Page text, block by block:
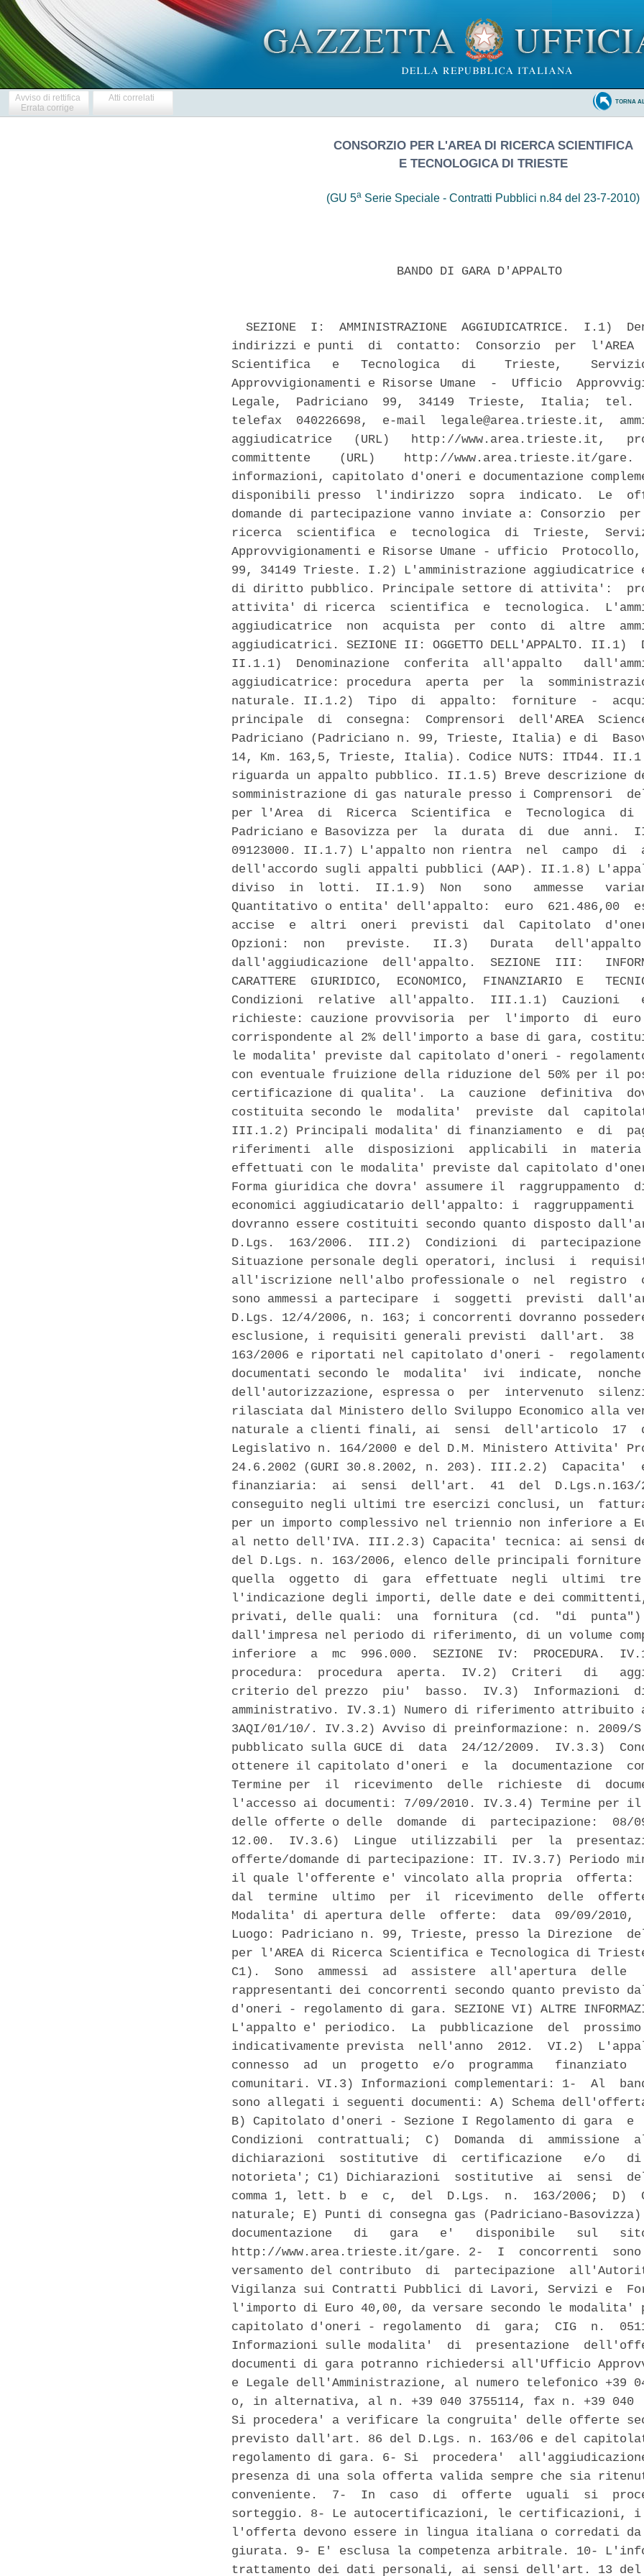
Avviso di rettifica
Errata corrige
Atti correlati TORNA
CONSORZIO PER L'AREA DI RICERCA SCIENTIFICA
E TECNOLOGICA DI TRIESTE
(GU 5a Serie Speciale - Contratti Pubblici n.84 del 23-7-2010)
                       BANDO DI GARA D'APPALTO
SEZIONE  I:  AMMINISTRAZIONE  AGGIUDICATRICE.  I.1)
indirizzi e punti  di  contatto:  Consorzio  per  l'AREA
Scientifica   e   Tecnologica   di    Trieste,
Approvvigionamenti e Risorse Umane  -  Ufficio
Legale,  Padriciano  99,  34149  Trieste,  Italia;  tel.
telefax  040226698,  e-mail  legale@area.trieste.it,
aggiudicatrice   (URL)   http://www.area.trieste.it,
committente    (URL)    http://www.area.trieste.it/
informazioni, capitolato d'oneri e documentazione
disponibili presso  l'indirizzo  sopra  indicato.  Le
domande di partecipazione vanno inviate a: Consorzio
ricerca  scientifica  e  tecnologica  di  Trieste,
Approvvigionamenti e Risorse Umane - ufficio
99, 34149 Trieste. I.2) L'amministrazione aggiudicatrice
di diritto pubblico. Principale settore di attivita':
attivita' di ricerca  scientifica  e  tecnologica.
aggiudicatrice  non  acquista  per  conto  di  altre
aggiudicatrici. SEZIONE II: OGGETTO DELL'APPALTO. II.1)
II.1.1)  Denominazione  conferita  all'appalto
aggiudicatrice: procedura  aperta  per  la
naturale. II.1.2)  Tipo  di  appalto:  forniture  -
principale  di  consegna:  Comprensori  dell'AREA
Padriciano (Padriciano n. 99, Trieste, Italia) e di
14, Km. 163,5, Trieste, Italia). Codice NUTS: ITD44.
riguarda un appalto pubblico. II.1.5) Breve descrizione
somministrazione di gas naturale presso i Comprensori
per l'Area  di  Ricerca  Scientifica  e  Tecnologica
Padriciano e Basovizza per  la  durata  di  due  anni.
09123000. II.1.7) L'appalto non rientra  nel  campo  di
dell'accordo sugli appalti pubblici (AAP). II.1.8)
diviso  in  lotti.  II.1.9)  Non   sono   ammesse
Quantitativo o entita' dell'appalto:  euro  621.486,00
accise  e  altri  oneri  previsti  dal  Capitolato
Opzioni:  non   previste.   II.3)   Durata
dall'aggiudicazione  dell'appalto.  SEZIONE  III:
CARATTERE  GIURIDICO,  ECONOMICO,  FINANZIARIO  E
Condizioni  relative  all'appalto.  III.1.1)  Cauzioni
richieste: cauzione provvisoria  per  l'importo  di  euro
corrispondente al 2% dell'importo a base di gara,
le modalita' previste dal capitolato d'oneri -
con eventuale fruizione della riduzione del 50% per il
certificazione di qualita'.  La  cauzione  definitiva
costituita secondo le  modalita'  previste  dal
III.1.2) Principali modalita' di finanziamento  e  di
riferimenti  alle  disposizioni  applicabili  in  materia:
effettuati con le modalita' previste dal capitolato
Forma giuridica che dovra' assumere il  raggruppamento
economici aggiudicatario dell'appalto: i  raggruppamenti
dovranno essere costituiti secondo quanto disposto
D.Lgs.  163/2006.  III.2)  Condizioni  di
Situazione personale degli operatori, inclusi  i
all'iscrizione nell'albo professionale o  nel  registro
sono ammessi a partecipare  i  soggetti  previsti
D.Lgs. 12/4/2006, n. 163; i concorrenti dovranno
esclusione, i requisiti generali previsti  dall'art.  38
163/2006 e riportati nel capitolato d'oneri -
documentati secondo le  modalita'  ivi  indicate,
dell'autorizzazione, espressa o  per  intervenuto
rilasciata dal Ministero dello Sviluppo Economico alla
naturale a clienti finali, ai  sensi  dell'articolo  17
Legislativo n. 164/2000 e del D.M. Ministero Attivita'
24.6.2002 (GURI 30.8.2002, n. 203). III.2.2)  Capacita'
finanziaria:  ai  sensi  dell'art.  41  del  D.Lgs.n.163/
conseguito negli ultimi tre esercizi conclusi, un
per un importo complessivo nel triennio non inferiore a
al netto dell'IVA. III.2.3) Capacita' tecnica: ai sensi
del D.Lgs. n. 163/2006, elenco delle principali
quella  oggetto  di  gara  effettuate  negli  ultimi  tre
l'indicazione degli importi, delle date e dei
privati, delle quali:  una  fornitura  (cd.  "di
dall'impresa nel periodo di riferimento, di un volume
inferiore  a  mc  996.000.  SEZIONE  IV:  PROCEDURA.
procedura:  procedura  aperta.  IV.2)  Criteri   di
criterio del prezzo  piu'  basso.  IV.3)  Informazioni
amministrativo. IV.3.1) Numero di riferimento
3AQI/01/10/. IV.3.2) Avviso di preinformazione: n. 2009/S
pubblicato sulla GUCE di  data  24/12/2009.  IV.3.3)
ottenere il capitolato d'oneri  e  la  documentazione
Termine per  il  ricevimento  delle  richieste  di
l'accesso ai documenti: 7/09/2010. IV.3.4) Termine per il
delle offerte o delle  domande  di  partecipazione:  08/
12.00.  IV.3.6)  Lingue  utilizzabili  per  la
offerte/domande di partecipazione: IT. IV.3.7) Periodo
il quale l'offerente e' vincolato alla propria  offerta:
dal  termine  ultimo  per  il  ricevimento  delle
Modalita' di apertura delle  offerte:  data  09/09/2010,
Luogo: Padriciano n. 99, Trieste, presso la Direzione
per l'AREA di Ricerca Scientifica e Tecnologica di
C1).  Sono  ammessi  ad  assistere  all'apertura
rappresentanti dei concorrenti secondo quanto previsto
d'oneri - regolamento di gara. SEZIONE VI) ALTRE
L'appalto e' periodico.  La  pubblicazione  del
indicativamente prevista  nell'anno  2012.  VI.2)
connesso  ad  un  progetto  e/o  programma
comunitari. VI.3) Informazioni complementari: 1-  Al
sono allegati i seguenti documenti: A) Schema
B) Capitolato d'oneri - Sezione I Regolamento di gara
Condizioni  contrattuali;  C)  Domanda  di  ammissione
dichiarazioni  sostitutive  di  certificazione   e/o
notorieta'; C1) Dichiarazioni  sostitutive  ai  sensi
comma 1, lett. b  e  c,  del  D.Lgs.  n.  163/2006;  D)
naturale; E) Punti di consegna gas (Padriciano-
documentazione   di   gara   e'   disponibile   sul
http://www.area.trieste.it/gare. 2-  I  concorrenti
versamento del contributo  di  partecipazione
Vigilanza sui Contratti Pubblici di Lavori, Servizi e
l'importo di Euro 40,00, da versare secondo le modalita'
capitolato d'oneri - regolamento  di  gara;  CIG  n.
Informazioni sulle modalita'  di  presentazione
documenti di gara potranno richiedersi all'Ufficio
e Legale dell'Amministrazione, al numero telefonico +39
o, in alternativa, al n. +39 040 3755114, fax n. +39 040
Si procedera' a verificare la congruita' delle offerte
previsto dall'art. 86 del D.Lgs. n. 163/06 e del
regolamento di gara. 6- Si  procedera'
presenza di una sola offerta valida sempre che sia
conveniente.  7-  In  caso  di  offerte  uguali  si
sorteggio. 8- Le autocertificazioni, le certificazioni, i
l'offerta devono essere in lingua italiana o corredati da
giurata. 9- E' esclusa la competenza arbitrale. 10-
trattamento dei dati personali, ai sensi dell'art. 13